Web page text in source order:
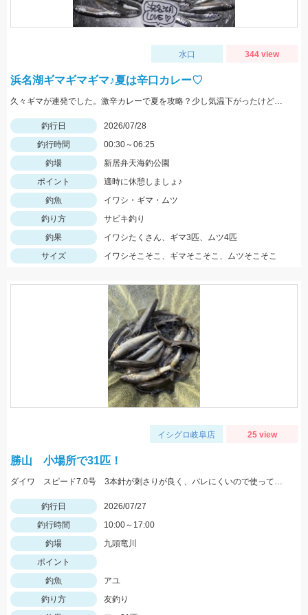
水口 344 view
浜名湖ギマギマギマ♪夏は辛口カレー♡
久々ギマが連発でした。激辛カレーで夏を攻略？少し気温下がったけど、、、要注意！
釣行日
2026/07/28
釣行時間
00:30～06:25
釣場
新居弁天海釣公園
ポイント
適時に休憩しましょ♪
釣魚
イワシ・ギマ・ムツ
釣り方
サビキ釣り
釣果
イワシたくさん、ギマ3匹、ムツ4匹
サイズ
イワシそこそこ、ギマそこそこ、ムツそこそこ
イシグロ岐阜店 25 view
勝山 小場所で31匹！
ダイワ スピード7.0号 3本針が刺さりが良く、バレにくいので使っています！
釣行日
2026/07/27
釣行時間
10:00～17:00
釣場
九頭竜川
ポイント
釣魚
アユ
釣り方
友釣り